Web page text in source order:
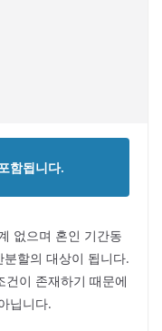
함됩니다.
없으며 혼인 기간동
할의 대상이 됩니다.
이 존재하기 때문에
닙니다.